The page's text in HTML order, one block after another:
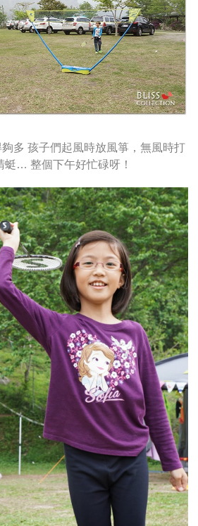
多 孩子們起風時放風箏，無風時打
蜓… 整個下午好忙碌呀！